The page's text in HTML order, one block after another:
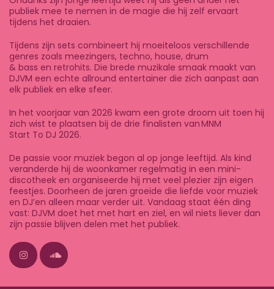
publiek mee te nemen in de magie die hij zelf ervaart
tijdens het draaien.
Tijdens zijn sets combineert hij moeiteloos verschillende
genres zoals meezingers, techno, house, drum
& bass en retrohits. Die brede muzikale smaak maakt van
DJVM een echte allround entertainer die zich aanpast aan
elk publiek en elke sfeer.
In het voorjaar van 2026 kwam een grote droom uit toen hij
zich wist te plaatsen bij de drie finalisten van MNM
Start To DJ 2026.
De passie voor muziek begon al op jonge leeftijd. Als kind
veranderde hij de woonkamer regelmatig in een mini-
discotheek en organiseerde hij met veel plezier zijn eigen
feestjes. Doorheen de jaren groeide die liefde voor muziek
en DJ’en alleen maar verder uit. Vandaag staat één ding
vast: DJVM doet het met hart en ziel, en wil niets liever dan
zijn passie blijven delen met het publiek.